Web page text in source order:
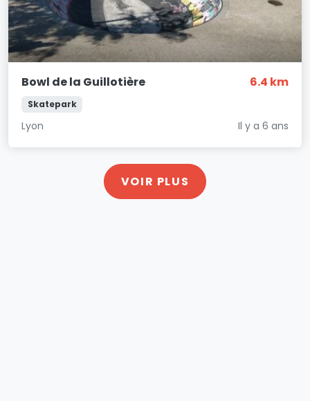
Bowl de la Guillotière 6.4 km
Skatepark
Lyon Il y a 6 ans
VOIR PLUS